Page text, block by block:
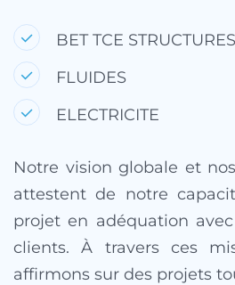
BET TCE STRUCTURES
FLUIDES
ELECTRICITE
Notre vision globale et
attestent de notre
projet en adéquation
clients. À travers ces
affirmons sur des projets